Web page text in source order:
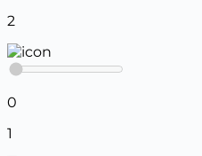
2
0
1